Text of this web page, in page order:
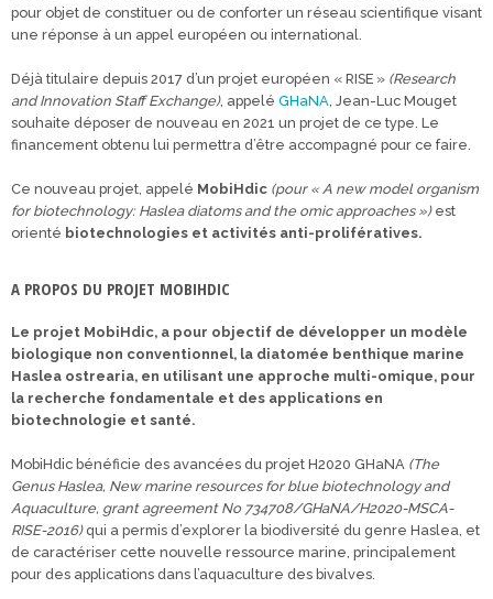
pour objet de constituer ou de conforter un réseau scientifique visant
une réponse à un appel européen ou international.
Déjà titulaire depuis 2017 d’un projet européen « RISE » (Research
and Innovation Staff Exchange), appelé GHaNA, Jean-Luc Mouget
souhaite déposer de nouveau en 2021 un projet de ce type. Le
financement obtenu lui permettra d’être accompagné pour ce faire.
Ce nouveau projet, appelé MobiHdic (pour « A new model organism
for biotechnology: Haslea diatoms and the omic approaches ») est
orienté biotechnologies et activités anti-prolifératives.
A PROPOS DU PROJET MOBIHDIC
Le projet MobiHdic, a pour objectif de développer un modèle
biologique non conventionnel, la diatomée benthique marine
Haslea ostrearia, en utilisant une approche multi-omique, pour
la recherche fondamentale et des applications en
biotechnologie et santé.
MobiHdic bénéficie des avancées du projet H2020 GHaNA (The
Genus Haslea, New marine resources for blue biotechnology and
Aquaculture, grant agreement No 734708/GHaNA/H2020-MSCA-
RISE-2016)qui a permis d’explorer la biodiversité du genre Haslea, et
de caractériser cette nouvelle ressource marine, principalement
pour des applications dans l’aquaculture des bivalves.